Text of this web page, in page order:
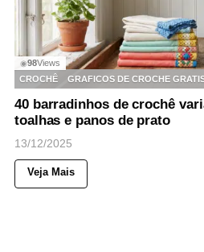
◉98Views
CROCHÊ
GRAFICOS DE CROCHE
40 barradinhos de crochê
toalhas e panos de prato
13/12/2025
Veja Mais